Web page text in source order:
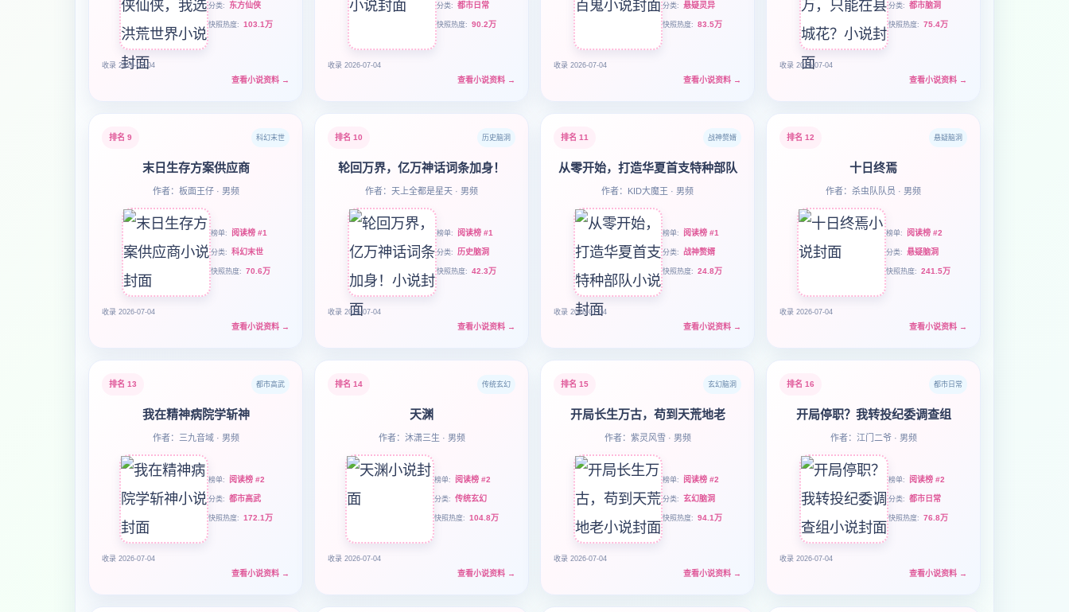
分类 东方仙侠
快照热度 103.1万
收录 2026-07-04
查看小说资料 →
分类 都市日常
快照热度 90.2万
收录 2026-07-04
查看小说资料 →
分类 悬疑灵异
快照热度 83.5万
收录 2026-07-04
查看小说资料 →
分类 都市脑洞
快照热度 75.4万
收录 2026-07-04
查看小说资料 →
排名 9 科幻末世
末日生存方案供应商
作者：板面王仔 · 男频
榜单 阅读榜 #1
分类 科幻末世
快照热度 70.6万
收录 2026-07-04
查看小说资料 →
排名 10 历史脑洞
轮回万界，亿万神话词条加身！
作者：天上全都是星天 · 男频
榜单 阅读榜 #1
分类 历史脑洞
快照热度 42.3万
收录 2026-07-04
查看小说资料 →
排名 11 战神赘婿
从零开始，打造华夏首支特种部队
作者：KID大魔王 · 男频
榜单 阅读榜 #1
分类 战神赘婿
快照热度 24.8万
收录 2026-07-04
查看小说资料 →
排名 12 悬疑脑洞
十日终焉
作者：杀虫队队员 · 男频
榜单 阅读榜 #2
分类 悬疑脑洞
快照热度 241.5万
收录 2026-07-04
查看小说资料 →
排名 13 都市高武
我在精神病院学斩神
作者：三九音域 · 男频
榜单 阅读榜 #2
分类 都市高武
快照热度 172.1万
收录 2026-07-04
查看小说资料 →
排名 14 传统玄幻
天渊
作者：沐潇三生 · 男频
榜单 阅读榜 #2
分类 传统玄幻
快照热度 104.8万
收录 2026-07-04
查看小说资料 →
排名 15 玄幻脑洞
开局长生万古，苟到天荒地老
作者：紫灵风雪 · 男频
榜单 阅读榜 #2
分类 玄幻脑洞
快照热度 94.1万
收录 2026-07-04
查看小说资料 →
排名 16 都市日常
开局停职？我转投纪委调查组
作者：江门二爷 · 男频
榜单 阅读榜 #2
分类 都市日常
快照热度 76.8万
收录 2026-07-04
查看小说资料 →